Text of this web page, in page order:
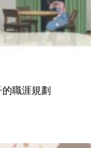
職涯規劃